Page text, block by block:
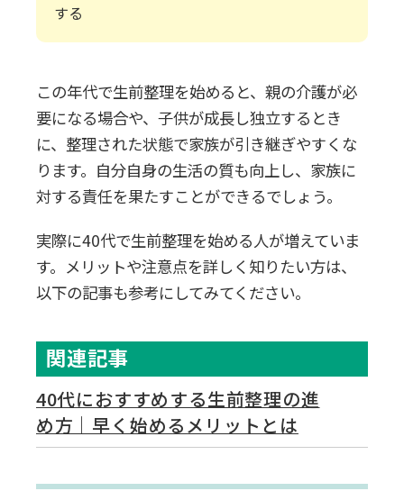
する
この年代で生前整理を始めると、親の介護が必
要になる場合や、子供が成長し独立するとき
に、整理された状態で家族が引き継ぎやすくな
ります。自分自身の生活の質も向上し、家族に
対する責任を果たすことができるでしょう。
実際に40代で生前整理を始める人が増えていま
す。メリットや注意点を詳しく知りたい方は、
以下の記事も参考にしてみてください。
関連記事
40代におすすめする生前整理の進
め方｜早く始めるメリットとは